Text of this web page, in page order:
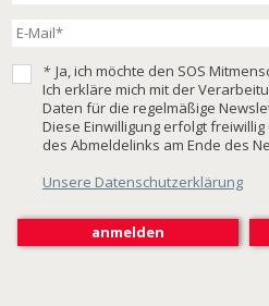
* Ja, ich möchte den SOS
Ich erkläre mich mit der
Daten für die regelmäßige
Diese Einwilligung erfolgt
des Abmeldelinks am Ende des
Unsere Datenschutzerklärung